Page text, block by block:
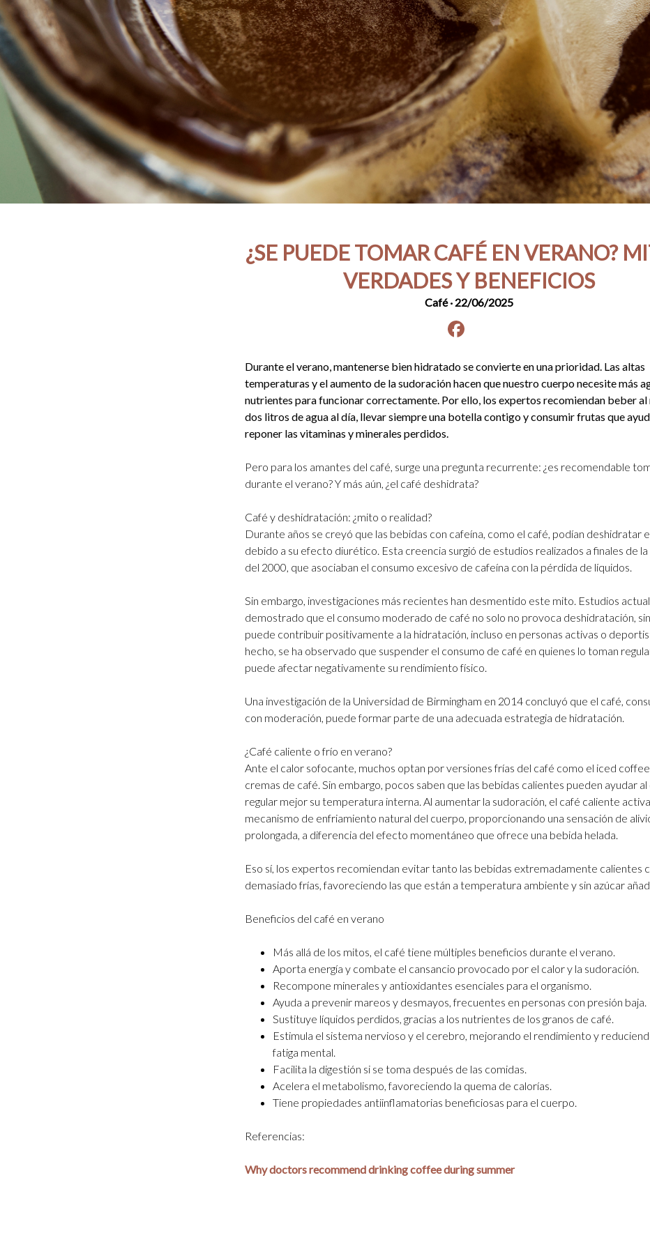
¿SE PUEDE TOMAR CAFÉ EN VERANO?
VERDADES Y BENEFICIOS
Café· 22/06/2025
Durante el verano, mantenerse bien hidratado se convierte en una prioridad. Las altas
temperaturas y el aumento de la sudoración hacen que nuestro cuerpo necesite más
nutrientes para funcionar correctamente. Por ello, los expertos recomiendan beber al
dos litros de agua al día, llevar siempre una botella contigo y consumir frutas que
reponer las vitaminas y minerales perdidos.
Pero para los amantes del café, surge una pregunta recurrente: ¿es recomendable
durante el verano? Y más aún, ¿el café deshidrata?
Café y deshidratación: ¿mito o realidad?
Durante años se creyó que las bebidas con cafeína, como el café, podían deshidratar
debido a su efecto diurético. Esta creencia surgió de estudios realizados a finales de
del 2000, que asociaban el consumo excesivo de cafeína con la pérdida de líquidos.
Sin embargo, investigaciones más recientes han desmentido este mito. Estudios
demostrado que el consumo moderado de café no solo no provoca deshidratación,
puede contribuir positivamente a la hidratación, incluso en personas activas o
hecho, se ha observado que suspender el consumo de café en quienes lo toman
puede afectar negativamente su rendimiento físico.
Una investigación de la Universidad de Birmingham en 2014 concluyó que el café,
con moderación, puede formar parte de una adecuada estrategia de hidratación.
¿Café caliente o frío en verano?
Ante el calor sofocante, muchos optan por versiones frías del café como el iced
cremas de café. Sin embargo, pocos saben que las bebidas calientes pueden ayudar
regular mejor su temperatura interna. Al aumentar la sudoración, el café caliente
mecanismo de enfriamiento natural del cuerpo, proporcionando una sensación de
prolongada, a diferencia del efecto momentáneo que ofrece una bebida helada.
Eso sí, los expertos recomiendan evitar tanto las bebidas extremadamente calientes
demasiado frías, favoreciendo las que están a temperatura ambiente y sin azúcar
Beneficios del café en verano
Más allá de los mitos, el café tiene múltiples beneficios durante el verano.
Aporta energía y combate el cansancio provocado por el calor y la sudoración.
Recompone minerales y antioxidantes esenciales para el organismo.
Ayuda a prevenir mareos y desmayos, frecuentes en personas con presión baja.
Sustituye líquidos perdidos, gracias a los nutrientes de los granos de café.
Estimula el sistema nervioso y el cerebro, mejorando el rendimiento y
fatiga mental.
Facilita la digestión si se toma después de las comidas.
Acelera el metabolismo, favoreciendo la quema de calorías.
Tiene propiedades antiinflamatorias beneficiosas para el cuerpo.
Referencias:
Why doctors recommend drinking coffee during summer